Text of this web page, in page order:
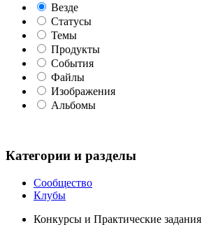
Везде
Статусы
Темы
Продукты
События
Файлы
Изображения
Альбомы
Категории и разделы
Сообщество
Клубы
Конкурсы и Практические задания